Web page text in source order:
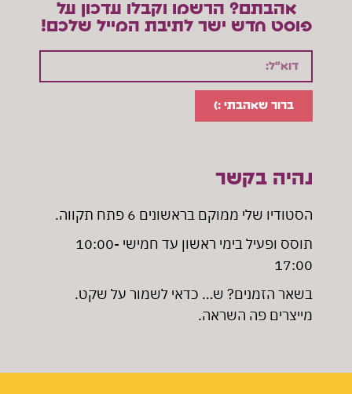
אהבתם? הרשמו וקבלו עדכון על
פוסט חדש ישר לתיבת המייל שלכם!
ברור שאהבתי :)
נהיה בקשר
הסטודיו שלי ממוקם בראשונים 6 פתח תקווה
.
תוסס ופעיל בימי ראשון עד חמישי 10:00-
17:00
בשאר הזמנים? ש… כדאי לשמור על שקט.
מייצרים פה השראה.